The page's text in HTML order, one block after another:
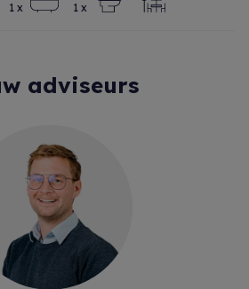
1 x 1 x
Ja
adviseurs